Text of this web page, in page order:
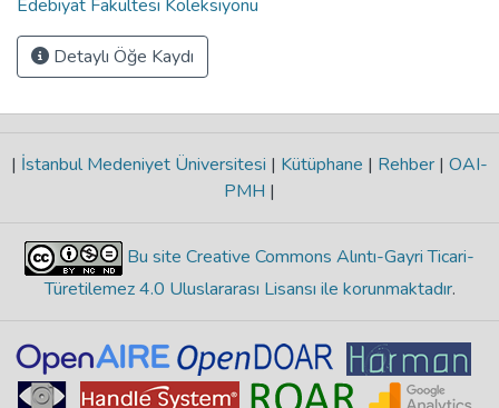
Edebiyat Fakültesi Koleksiyonu
Detaylı Öğe Kaydı
| İstanbul Medeniyet Üniversitesi | Kütüphane | Rehber | OAI-
PMH |
Bu site Creative Commons Alıntı-Gayri Ticari-
Türetilemez 4.0 Uluslararası Lisansı ile korunmaktadır.